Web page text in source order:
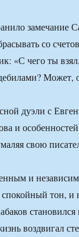
замечание
со
«С чего ты
Может,
дуэли с
и
свою
и
тон,
воздвигал